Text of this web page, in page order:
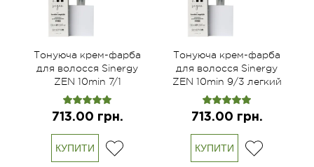
Тонуюча крем-фарба
для волосся Sinergy
ZEN 10min 7/1
попелястий блонд,
100мл
713.00 грн.
КУПИТИ
Тонуюча крем-фарба
для волосся Sinergy
ZEN 10min 9/3 легкий
золотистий блонд,
100мл
713.00 грн.
КУПИТИ